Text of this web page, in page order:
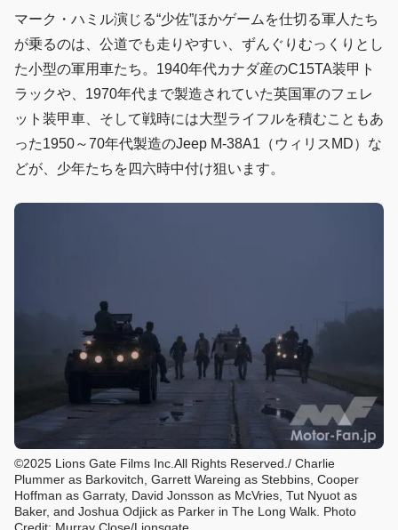
マーク・ハミル演じる“少佐”ほかゲームを仕切る軍人たち
が乗るのは、公道でも走りやすい、ずんぐりむっくりとし
た小型の軍用車たち。1940年代カナダ産のC15TA装甲ト
ラックや、1970年代まで製造されていた英国軍のフェレ
ット装甲車、そして戦時には大型ライフルを積むこともあ
った1950～70年代製造のJeep M-38A1（ウィリスMD）な
どが、少年たちを四六時中付け狙います。
©2025 Lions Gate Films Inc.All Rights Reserved./ Charlie
Plummer as Barkovitch, Garrett Wareing as Stebbins, Cooper
Hoffman as Garraty, David Jonsson as McVries, Tut Nyuot as
Baker, and Joshua Odjick as Parker in The Long Walk. Photo